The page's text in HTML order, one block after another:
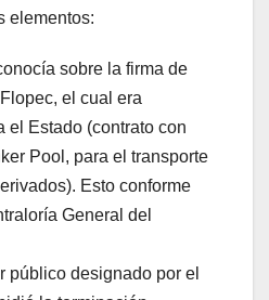
elementos:
sobre la firma de
el cual era
el Estado (contrato con
Pool, para el transporte
Esto conforme
General del
público designado por el